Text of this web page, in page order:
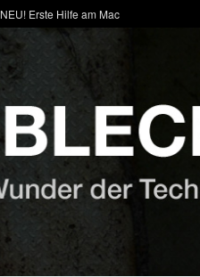
NEU! Erste Hilfe am Mac